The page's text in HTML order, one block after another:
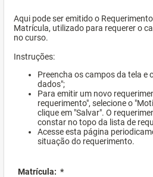
Aqui pode ser emitido o
Matrícula, utilizado para requerer o
no curso.
Instruções:
Preencha os campos da tela e
dados";
Para emitir um novo
requerimento", selecione o
clique em "Salvar". O
constar no topo da lista de
Acesse esta página
situação do requerimento.
Matrícula: *